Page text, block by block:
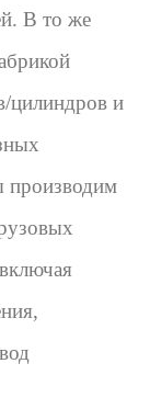
В то же
цилиндров и
производим